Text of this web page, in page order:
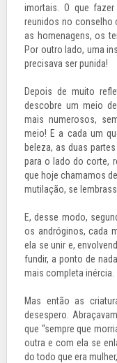
imortais. O que
reunidos no conselho
as homenagens, os
Por outro lado, uma
precisava ser punida!
Depois de muito
descobre um meio
mais numerosos,
meio! E a cada um
beleza, as duas
para o lado do corte,
que hoje chamamos
mutilação, se
E, desse modo,
os andróginos, cada
ela se unir e,
fundir, a ponto de
mais completa inércia.
Mas então as
desespero.
que “sempre que
outra e com ela se
do todo que era